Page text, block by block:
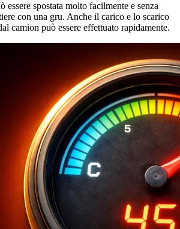
essere spostata molto facilmente e senza
con una gru. Anche il carico e lo scarico
camion può essere effettuato rapidamente.